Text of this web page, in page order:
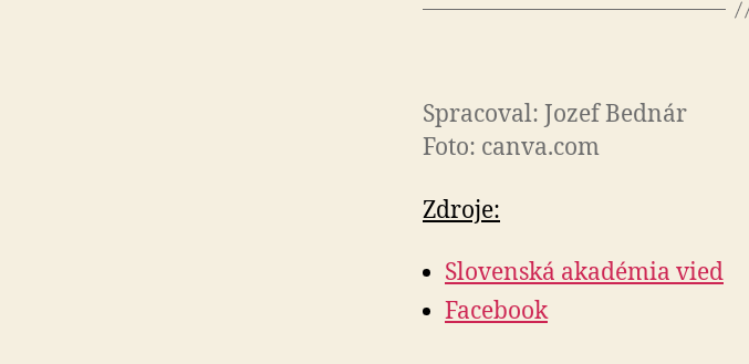
Spracoval: Jozef Bednár
Foto: canva.com
Zdroje:
Slovenská akadémia vied
Facebook